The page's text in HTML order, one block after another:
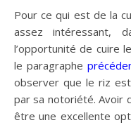
Pour ce qui est de la
assez intéressant,
l’opportunité de cuire
le paragraphe
observer que le riz
par sa notoriété. Avoir
être une excellente